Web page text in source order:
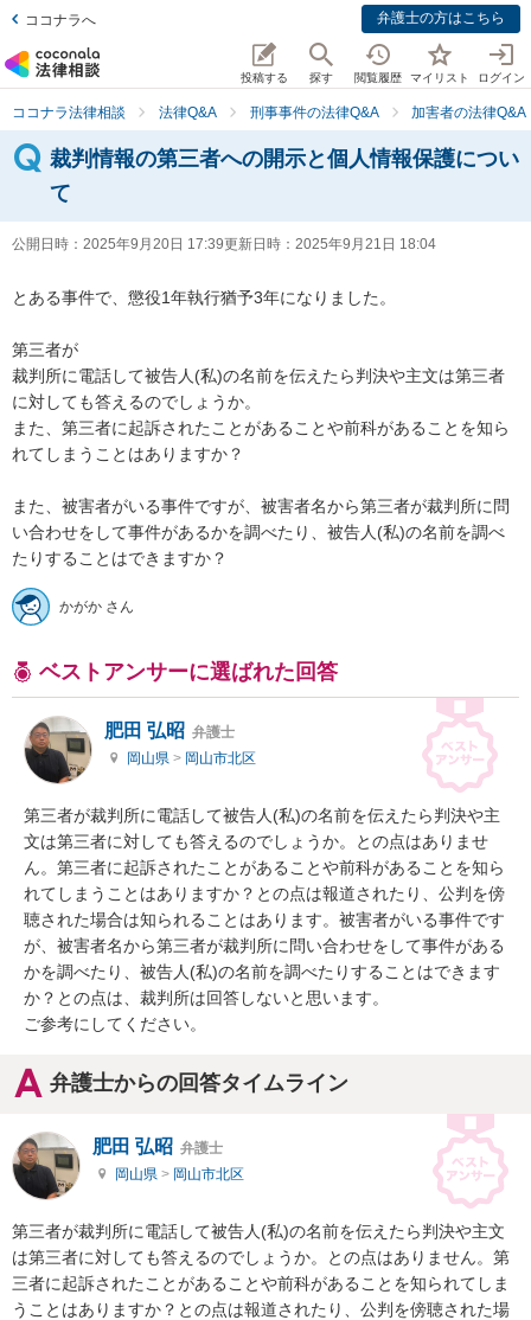
ココナラへ 弁護士の方はこちら
投稿する 探す 閲覧履歴 マイリスト ログイン
ココナラ法律相談 法律Q&A 刑事事件の法律Q&A 加害者の法律Q&A
裁判情報の第三者への開示と個人情報保護につい
て
公開日時： 2025年9月20日 17:39更新日時： 2025年9月21日 18:04
とある事件で、懲役1年執行猶予3年になりました。
第三者が
裁判所に電話して被告人(私)の名前を伝えたら判決や主文は第三者
に対しても答えるのでしょうか。
また、第三者に起訴されたことがあることや前科があることを知ら
れてしまうことはありますか？
また、被害者がいる事件ですが、被害者名から第三者が裁判所に問
い合わせをして事件があるかを調べたり、被告人(私)の名前を調べ
たりすることはできますか？
かがか さん
ベストアンサーに選ばれた回答
肥田 弘昭 弁護士
岡山県 > 岡山市北区
第三者が裁判所に電話して被告人(私)の名前を伝えたら判決や主
文は第三者に対しても答えるのでしょうか。との点はありませ
ん。第三者に起訴されたことがあることや前科があることを知ら
れてしまうことはありますか？との点は報道されたり、公判を傍
聴された場合は知られることはあります。被害者がいる事件です
が、被害者名から第三者が裁判所に問い合わせをして事件がある
かを調べたり、被告人(私)の名前を調べたりすることはできます
か？との点は、裁判所は回答しないと思います。
ご参考にしてください。
弁護士からの回答タイムライン
肥田 弘昭 弁護士
岡山県 > 岡山市北区
第三者が裁判所に電話して被告人(私)の名前を伝えたら判決や主文
は第三者に対しても答えるのでしょうか。との点はありません。第
三者に起訴されたことがあることや前科があることを知られてしま
うことはありますか？との点は報道されたり、公判を傍聴された場